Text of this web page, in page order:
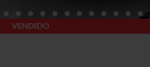
VENDIDO